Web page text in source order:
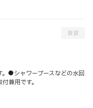
●シャワーブースなどの水回
兼用です。